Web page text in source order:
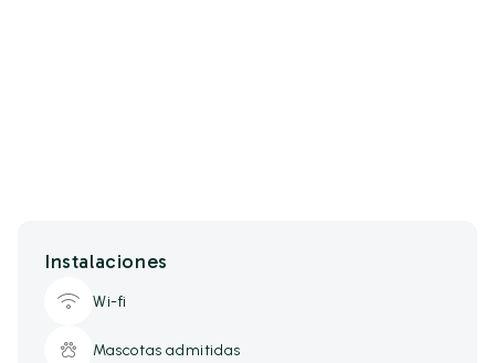
Instalaciones
Wi-fi
Mascotas admitidas